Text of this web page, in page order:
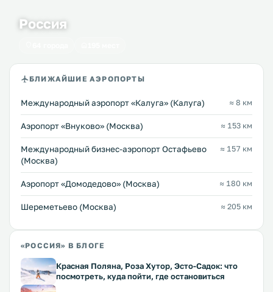
Россия
БЛИЖАЙШИЕ АЭРОПОРТЫ
Международный аэропорт «Калуга» (Калуга) ≈ 8 км
Аэропорт «Внуково» (Москва) ≈ 153 км
Международный бизнес-аэропорт Остафьево
(Москва)
≈ 157 км
Аэропорт «Домодедово» (Москва) ≈ 180 км
Шереметьево (Москва) ≈ 205 км
«РОССИЯ» В БЛОГЕ
Красная Поляна, Роза Хутор, Эсто-Садок: что
посмотреть, куда пойти, где остановиться